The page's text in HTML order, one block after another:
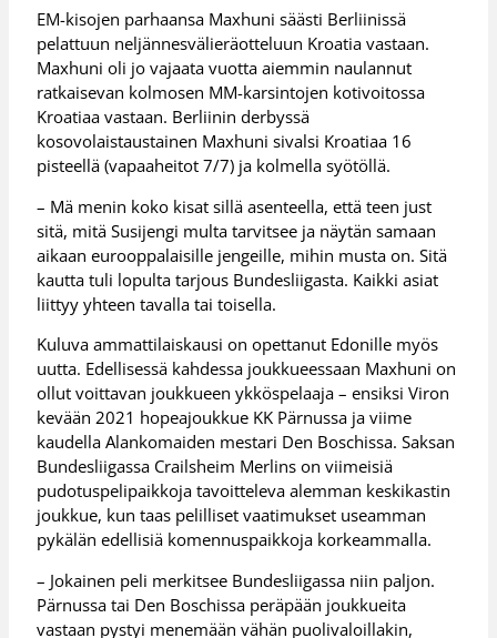
EM-kisojen parhaansa Maxhuni säästi Berliinissä
pelattuun neljännesvälieräotteluun Kroatia vastaan.
Maxhuni oli jo vajaata vuotta aiemmin naulannut
ratkaisevan kolmosen MM-karsintojen kotivoitossa
Kroatiaa vastaan. Berliinin derbyssä
kosovolaistaustainen Maxhuni sivalsi Kroatiaa 16
pisteellä (vapaaheitot 7/7) ja kolmella syötöllä.
– Mä menin koko kisat sillä asenteella, että teen just
sitä, mitä Susijengi multa tarvitsee ja näytän samaan
aikaan eurooppalaisille jengeille, mihin musta on. Sitä
kautta tuli lopulta tarjous Bundesliigasta. Kaikki asiat
liittyy yhteen tavalla tai toisella.
Kuluva ammattilaiskausi on opettanut Edonille myös
uutta. Edellisessä kahdessa joukkueessaan Maxhuni on
ollut voittavan joukkueen ykköspelaaja – ensiksi Viron
kevään 2021 hopeajoukkue KK Pärnussa ja viime
kaudella Alankomaiden mestari Den Boschissa. Saksan
Bundesliigassa Crailsheim Merlins on viimeisiä
pudotuspelipaikkoja tavoitteleva alemman keskikastin
joukkue, kun taas pelilliset vaatimukset useamman
pykälän edellisiä komennuspaikkoja korkeammalla.
– Jokainen peli merkitsee Bundesliigassa niin paljon.
Pärnussa tai Den Boschissa peräpään joukkueita
vastaan pystyi menemään vähän puolivaloillakin,